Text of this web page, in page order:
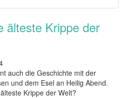
älteste Krippe der
auch die Geschichte mit der
und dem Esel an Heilig Abend.
Krippe der Welt?